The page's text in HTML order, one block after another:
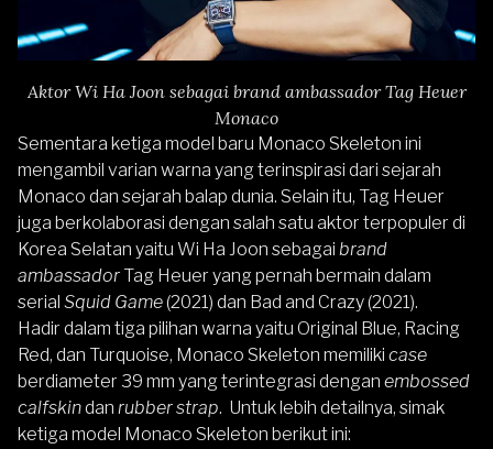
Aktor Wi Ha Joon sebagai brand ambassador Tag Heuer
Monaco
Sementara ketiga model baru Monaco Skeleton ini
mengambil varian warna yang terinspirasi dari sejarah
Monaco dan sejarah balap dunia. Selain itu, Tag Heuer
juga berkolaborasi dengan salah satu aktor terpopuler di
Korea Selatan yaitu Wi Ha Joon sebagai brand
ambassador Tag Heuer yang pernah bermain dalam
serial Squid Game(2021) dan Bad and Crazy (2021).
Hadir dalam tiga pilihan warna yaitu Original Blue, Racing
Red, dan Turquoise, Monaco Skeleton memiliki case
berdiameter 39 mm yang terintegrasi dengan embossed
calfskindan rubber strap. Untuk lebih detailnya, simak
ketiga model Monaco Skeleton berikut ini: